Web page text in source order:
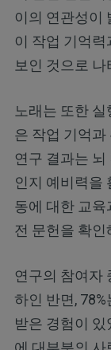
이의 연관성이
이 작업 기억
보인 것으로
노래는 또한
은 작업 기억과
연구 결과는 뇌
인지 예비력을
동에 대한 교육
전 문헌을 확인
연구의 참여자
하인 반면,
받은 경험이